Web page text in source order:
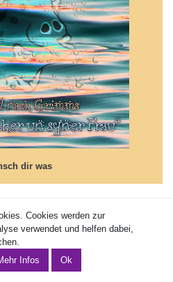
dir was
dir was
Grimm...
90
den Dieb
den Dieb
gerannt.
are used for user guidance and
this website better.
Cookies werden zur
verwendet und helfen dabei,
Infos